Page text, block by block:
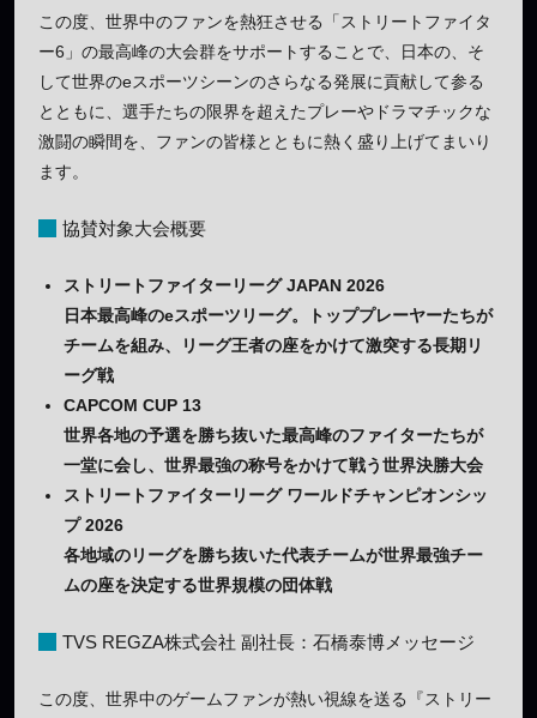
この度、世界中のファンを熱狂させる「ストリートファイタ
ー6」の最高峰の大会群をサポートすることで、日本の、そ
して世界のeスポーツシーンのさらなる発展に貢献して参る
とともに、選手たちの限界を超えたプレーやドラマチックな
激闘の瞬間を、ファンの皆様とともに熱く盛り上げてまいり
ます。
協賛対象大会概要
ストリートファイターリーグ JAPAN 2026
日本最高峰のeスポーツリーグ。トッププレーヤーたちが
チームを組み、リーグ王者の座をかけて激突する長期リ
ーグ戦
CAPCOM CUP 13
世界各地の予選を勝ち抜いた最高峰のファイターたちが
一堂に会し、世界最強の称号をかけて戦う世界決勝大会
ストリートファイターリーグ ワールドチャンピオンシッ
プ 2026
各地域のリーグを勝ち抜いた代表チームが世界最強チー
ムの座を決定する世界規模の団体戦
TVS REGZA株式会社 副社長：石橋泰博メッセージ
この度、世界中のゲームファンが熱い視線を送る『ストリー